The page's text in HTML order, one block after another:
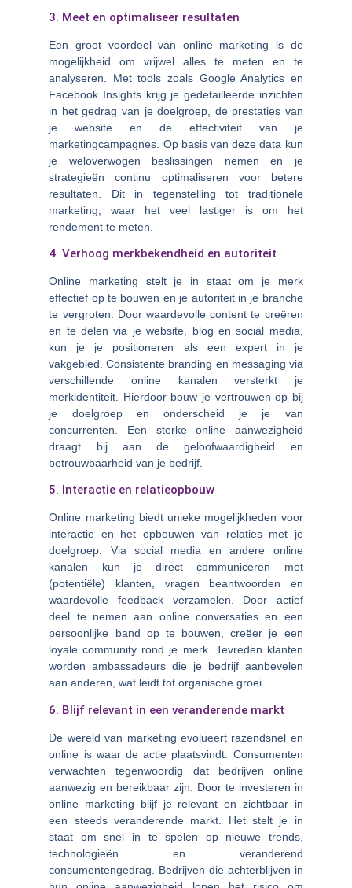
3. Meet en optimaliseer resultaten
Een groot voordeel van online marketing is de
mogelijkheid om vrijwel alles te meten en te
analyseren. Met tools zoals Google Analytics en
Facebook Insights krijg je gedetailleerde inzichten
in het gedrag van je doelgroep, de prestaties van
je website en de effectiviteit van je
marketingcampagnes. Op basis van deze data kun
je weloverwogen beslissingen nemen en je
strategieën continu optimaliseren voor betere
resultaten. Dit in tegenstelling tot traditionele
marketing, waar het veel lastiger is om het
rendement te meten.
4. Verhoog merkbekendheid en autoriteit
Online marketing stelt je in staat om je merk
effectief op te bouwen en je autoriteit in je branche
te vergroten. Door waardevolle content te creëren
en te delen via je website, blog en social media,
kun je je positioneren als een expert in je
vakgebied. Consistente branding en messaging via
verschillende online kanalen versterkt je
merkidentiteit. Hierdoor bouw je vertrouwen op bij
je doelgroep en onderscheid je je van
concurrenten. Een sterke online aanwezigheid
draagt bij aan de geloofwaardigheid en
betrouwbaarheid van je bedrijf.
5. Interactie en relatieopbouw
Online marketing biedt unieke mogelijkheden voor
interactie en het opbouwen van relaties met je
doelgroep. Via social media en andere online
kanalen kun je direct communiceren met
(potentiële) klanten, vragen beantwoorden en
waardevolle feedback verzamelen. Door actief
deel te nemen aan online conversaties en een
persoonlijke band op te bouwen, creëer je een
loyale community rond je merk. Tevreden klanten
worden ambassadeurs die je bedrijf aanbevelen
aan anderen, wat leidt tot organische groei.
6. Blijf relevant in een veranderende markt
De wereld van marketing evolueert razendsnel en
online is waar de actie plaatsvindt. Consumenten
verwachten tegenwoordig dat bedrijven online
aanwezig en bereikbaar zijn. Door te investeren in
online marketing blijf je relevant en zichtbaar in
een steeds veranderende markt. Het stelt je in
staat om snel in te spelen op nieuwe trends,
technologieën en veranderend
consumentengedrag. Bedrijven die achterblijven in